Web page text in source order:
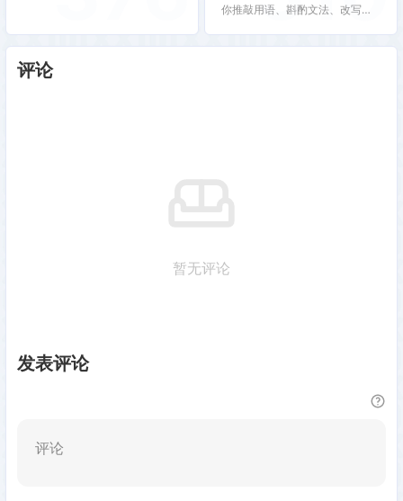
你推敲用语、斟酌文法、改写文
评论
暂无评论
发表评论
评论